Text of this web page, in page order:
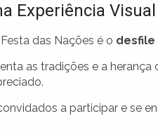
Experiência Visual
das Nações é o
as tradições e a
a participar e se